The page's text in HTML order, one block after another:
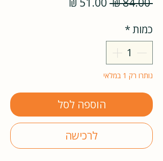
כמות*
נותרו רק 1 במלאי
הוספה לסל
לרכישה